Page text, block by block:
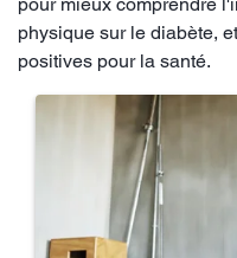
pour mieux comprendre
physique sur le diabète,
positives pour la santé.